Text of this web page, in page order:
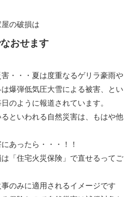
の破損は
おせます
・・・夏は度重なるゲリラ豪雨や
爆弾低気圧大雪による被害、とい
のように報道されています。
といわれる自然災害は、もはや他
あったら・・・！！
「住宅火災保険」で直せるってご
事のみに適用されるイメージです